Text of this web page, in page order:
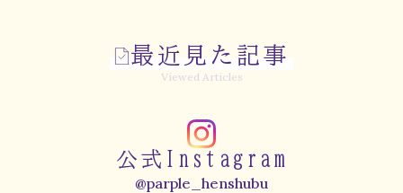
最近見た記事
Viewed Articles
公式Instagram
@parple_henshubu